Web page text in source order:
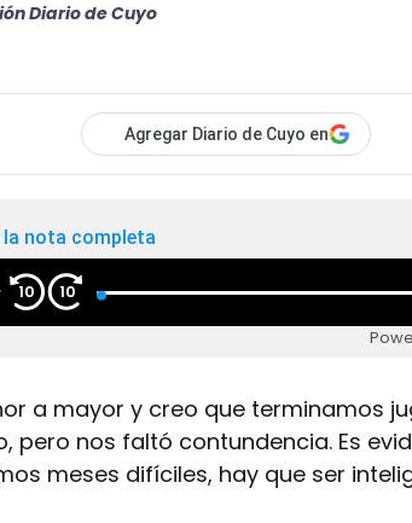
Diario de Cuyo
Agregar Diario de Cuyo en
la nota completa
10 10
a mayor y creo que terminamos
pero nos faltó contundencia. Es
meses difíciles, hay que ser